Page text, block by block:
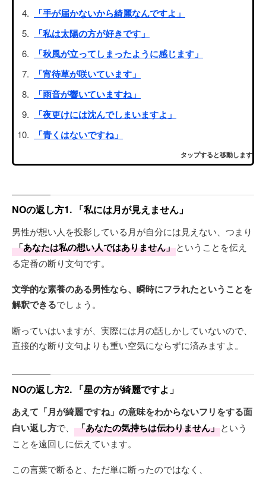
「手が届かないから綺麗なんですよ」
「私は太陽の方が好きです」
「秋風が立ってしまったように感じます」
「宵待草が咲いています」
「雨音が響いていますね」
「夜更けには沈んでしまいますよ」
「青くはないですね」
タップすると移動します
NOの返し方1. 「私には月が見えません」
男性が想い人を投影している月が自分には見えない、つまり
「あなたは私の想い人ではありません」ということを伝え
る定番の断り文句です。
文学的な素養のある男性なら、瞬時にフラれたということを
解釈できるでしょう。
断っていはいますが、実際には月の話しかしていないので、
直接的な断り文句よりも重い空気にならずに済みますよ。
NOの返し方2. 「星の方が綺麗ですよ」
あえて「月が綺麗ですね」の意味をわからないフリをする面
白い返し方で、 「あなたの気持ちは伝わりません」という
ことを遠回しに伝えています。
この言葉で断ると、ただ単に断ったのではなく、